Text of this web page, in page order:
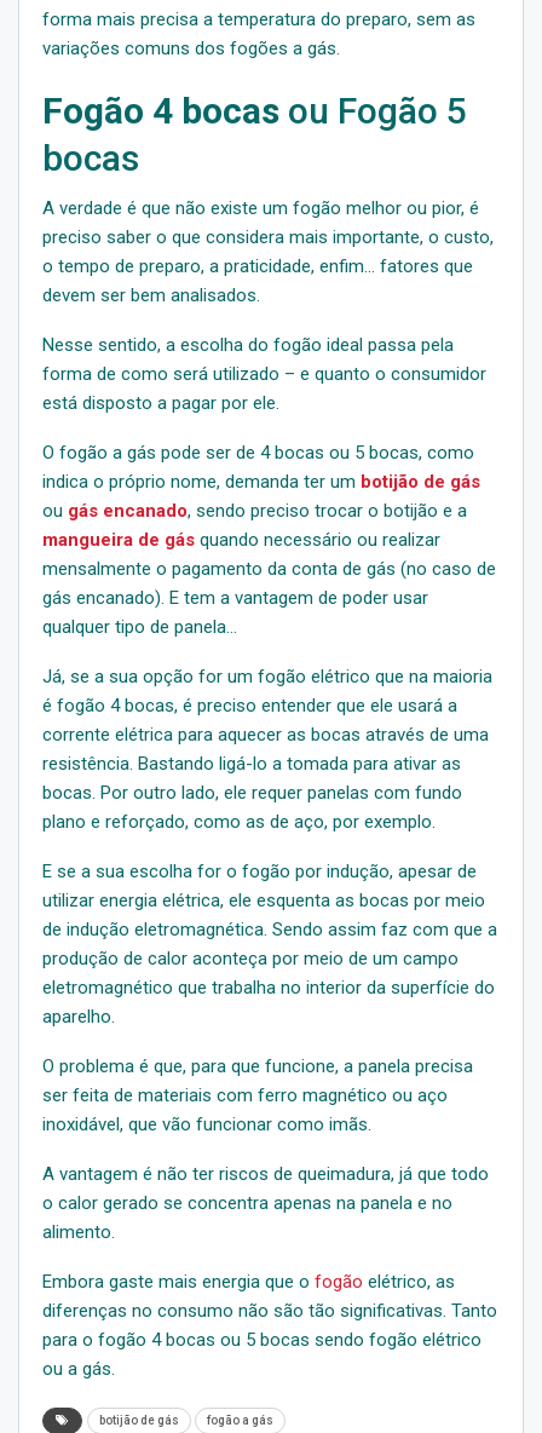
forma mais precisa a temperatura do preparo, sem as
variações comuns dos fogões a gás.
Fogão 4 bocas ou Fogão 5
bocas
A verdade é que não existe um fogão melhor ou pior, é
preciso saber o que considera mais importante, o custo,
o tempo de preparo, a praticidade, enfim… fatores que
devem ser bem analisados.
Nesse sentido, a escolha do fogão ideal passa pela
forma de como será utilizado – e quanto o consumidor
está disposto a pagar por ele.
O fogão a gás pode ser de 4 bocas ou 5 bocas, como
indica o próprio nome, demanda ter um botijão de gás
ou gás encanado, sendo preciso trocar o botijão e a
mangueira de gás quando necessário ou realizar
mensalmente o pagamento da conta de gás (no caso de
gás encanado). E tem a vantagem de poder usar
qualquer tipo de panela…
Já, se a sua opção for um fogão elétrico que na maioria
é fogão 4 bocas, é preciso entender que ele usará a
corrente elétrica para aquecer as bocas através de uma
resistência. Bastando ligá-lo a tomada para ativar as
bocas. Por outro lado, ele requer panelas com fundo
plano e reforçado, como as de aço, por exemplo.
E se a sua escolha for o fogão por indução, apesar de
utilizar energia elétrica, ele esquenta as bocas por meio
de indução eletromagnética. Sendo assim faz com que a
produção de calor aconteça por meio de um campo
eletromagnético que trabalha no interior da superfície do
aparelho.
O problema é que, para que funcione, a panela precisa
ser feita de materiais com ferro magnético ou aço
inoxidável, que vão funcionar como imãs.
A vantagem é não ter riscos de queimadura, já que todo
o calor gerado se concentra apenas na panela e no
alimento.
Embora gaste mais energia que o fogão elétrico, as
diferenças no consumo não são tão significativas. Tanto
para o fogão 4 bocas ou 5 bocas sendo fogão elétrico
ou a gás.
botijão de gás fogão a gás